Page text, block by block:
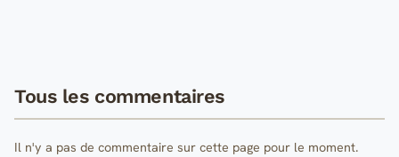
Tous les commentaires
Il n'y a pas de commentaire sur cette page pour le moment.